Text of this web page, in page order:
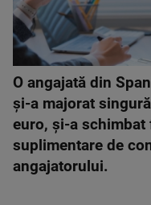
O angajată din
și-a majorat
euro, și-a
suplimentare de
angajatorului.